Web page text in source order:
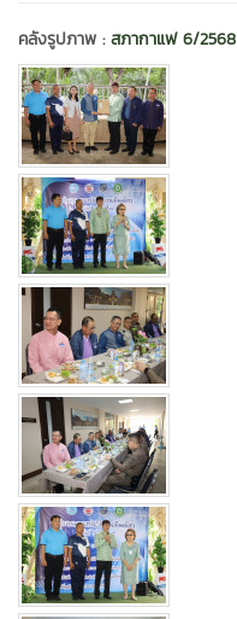
คลังรูปภาพ :สภากาแฟ 6/2568